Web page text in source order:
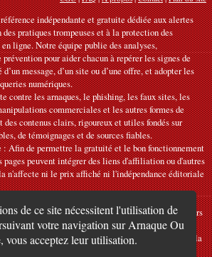
de ce site nécessitent l'utilisation de
votre navigation sur Arnaque Ou
vous acceptez leur utilisation.
indépendante et gratuite dédiée aux alertes
pratiques trompeuses et à la protection des
ligne. Notre équipe publie des analyses,
pour aider chacun à repérer les signes de
message, d’un site ou d’une offre, et adopter les
numériques.
contre les arnaques, le phishing, les faux sites, les
commerciales et les autres formes de
des contenus clairs, rigoureux et utiles fondés sur
de témoignages et de sources fiables.
: Afin de permettre la gratuité et le bon fonctionnement
peuvent intégrer des liens d'affiliation ou d'autres
n'affecte ni le prix affiché ni l'indépendance éditoriale
ont une vocation informative et préventive et ne
officielles ni des conseils juridiques, financiers
Les informations fournies sont indicatives et doivent
services ou interlocuteurs compétents selon la
responsabilité en cas d'erreur, d'omission ou de